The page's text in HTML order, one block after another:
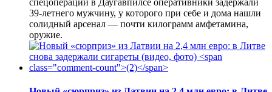
39-летнего мужчину, у которого при себе и дома нашли
солидный арсенал — почти килограмм амфетамина,
оружие.